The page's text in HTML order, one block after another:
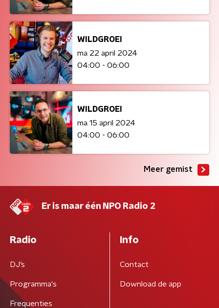
WILDGROEI
ma 22 april 2024
04:00 - 06:00
WILDGROEI
ma 15 april 2024
04:00 - 06:00
Meer gemist
Er is maar één NPO Radio 2
Radio
DJ’s
Programma's
Frequenties
Info
Contact
Download de app